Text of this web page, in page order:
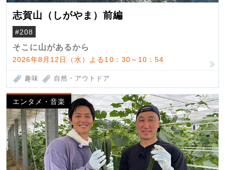
志賀山（しがやま）前編
#208
そこに山があるから
2026年8月12日（水）よる10：30～10：54
趣味 自然・アウトドア
エンタメ・音楽